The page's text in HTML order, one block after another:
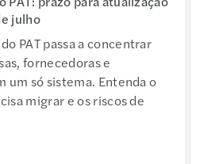
julho
PAT passa a concentrar
fornecedoras e
um só sistema. Entenda o
migrar e os riscos de